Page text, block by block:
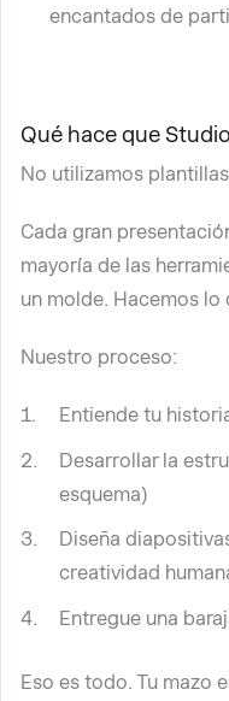
encantados de
Qué hace que
No utilizamos
Cada gran
mayoría de las
un molde. Hacemos lo
Nuestro proceso:
Entiende tu
Desarrollar la
esquema)
Diseña
creatividad
Entregue una
Eso es todo. Tu mazo